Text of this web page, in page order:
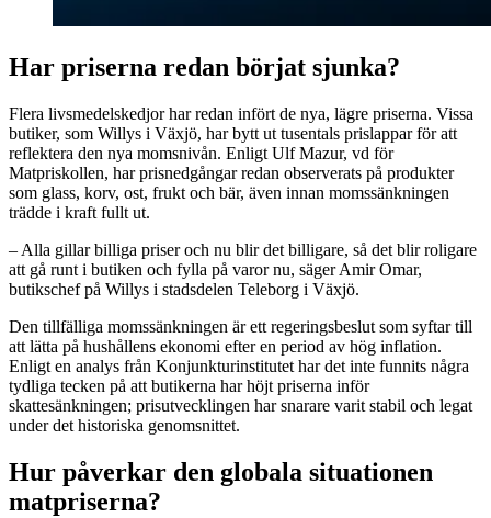
Har priserna redan börjat sjunka?
Flera livsmedelskedjor har redan infört de nya, lägre priserna. Vissa
butiker, som Willys i Växjö, har bytt ut tusentals prislappar för att
reflektera den nya momsnivån. Enligt Ulf Mazur, vd för
Matpriskollen, har prisnedgångar redan observerats på produkter
som glass, korv, ost, frukt och bär, även innan momssänkningen
trädde i kraft fullt ut.
– Alla gillar billiga priser och nu blir det billigare, så det blir roligare
att gå runt i butiken och fylla på varor nu, säger Amir Omar,
butikschef på Willys i stadsdelen Teleborg i Växjö.
Den tillfälliga momssänkningen är ett regeringsbeslut som syftar till
att lätta på hushållens ekonomi efter en period av hög inflation.
Enligt en analys från Konjunkturinstitutet har det inte funnits några
tydliga tecken på att butikerna har höjt priserna inför
skattesänkningen; prisutvecklingen har snarare varit stabil och legat
under det historiska genomsnittet.
Hur påverkar den globala situationen
matpriserna?